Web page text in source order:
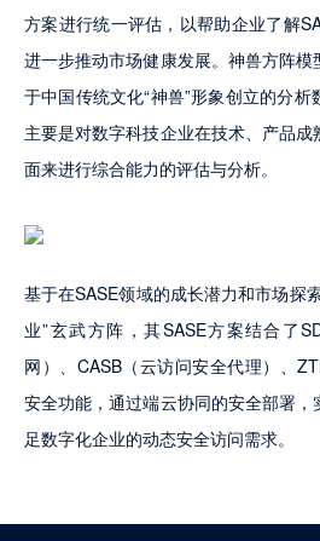
方案进行统一评估，以帮助企业了解
进一步推动市场健康发展。神兽方阵
于中国传统文化“神兽”形象创立的分析
主要是对数字科技企业在技术、产品
面来进行综合能力的评估与分析。
基于在SASE领域的成长潜力和市场探
业”玄武方阵，其SASE方案结合了
网）、CASB（云访问安全代理）、
安全功能，通过端云协同的安全部署
足数字化企业的动态安全访问需求。